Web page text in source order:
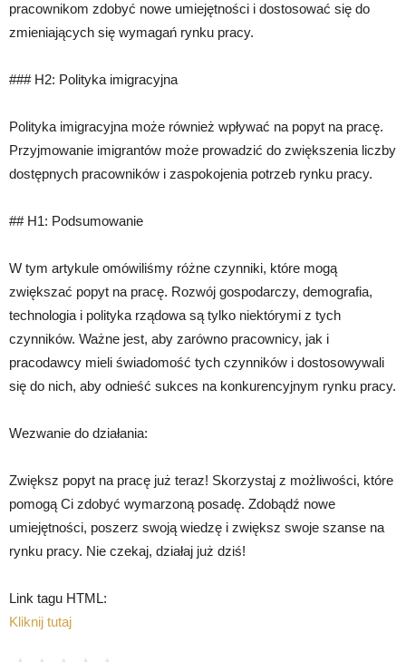
pracownikom zdobyć nowe umiejętności i dostosować się do
zmieniających się wymagań rynku pracy.
### H2: Polityka imigracyjna
Polityka imigracyjna może również wpływać na popyt na pracę.
Przyjmowanie imigrantów może prowadzić do zwiększenia liczby
dostępnych pracowników i zaspokojenia potrzeb rynku pracy.
## H1: Podsumowanie
W tym artykule omówiliśmy różne czynniki, które mogą
zwiększać popyt na pracę. Rozwój gospodarczy, demografia,
technologia i polityka rządowa są tylko niektórymi z tych
czynników. Ważne jest, aby zarówno pracownicy, jak i
pracodawcy mieli świadomość tych czynników i dostosowywali
się do nich, aby odnieść sukces na konkurencyjnym rynku pracy.
Wezwanie do działania:
Zwiększ popyt na pracę już teraz! Skorzystaj z możliwości, które
pomogą Ci zdobyć wymarzoną posadę. Zdobądź nowe
umiejętności, poszerz swoją wiedzę i zwiększ swoje szanse na
rynku pracy. Nie czekaj, działaj już dziś!
Link tagu HTML:
Kliknij tutaj